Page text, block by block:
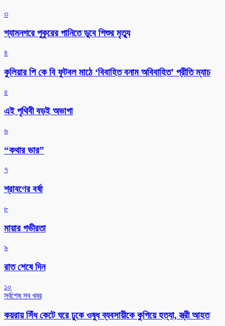
৩
শ্যামনগরে পুকুরের পানিতে ডুবে শিশুর মৃত্যু
৪
কুলিয়ার পি কে বি ফুটবল মাঠে ‘বিবাহিত বনাম অবিবাহিত’ প্রীতি ম্যাচ
৫
এই পৃথিবী বড়ই অভাগা
৬
“কথার ভার”
৭
শ্রাবণের বর্ষা
৮
মায়ার গভীরতা
৯
রাত শেষে দিন
১০
সর্বশেষ সব খবর
কয়রায় সিঁধ কেটে ঘরে ঢুকে ওষুধ ব্যবসায়ীকে কুপিয়ে হত্যা, স্ত্রী আহত